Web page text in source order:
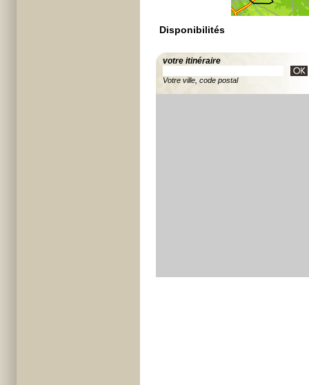
Disponibilités
votre itinéraire
Votre ville, code postal